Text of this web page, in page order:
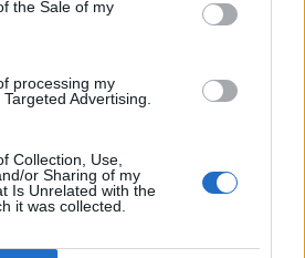
the Sale of my
processing my
Advertising.
Collection, Use,
or Sharing of my
Is Unrelated with the
it was collected.
διακοπές ηλεκτροδότησης την
Άγιο Γεώργιο, Γεώργιο
Καππά, Φύλλο και Αμπελώνα